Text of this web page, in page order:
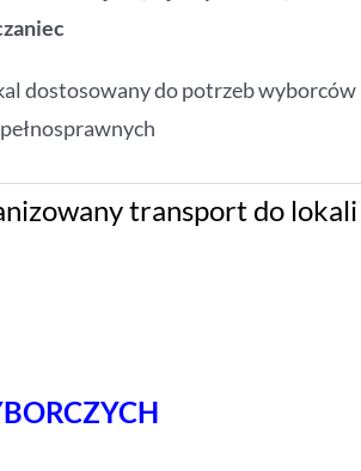
dostosowany do potrzeb wyborców
transport do lokali